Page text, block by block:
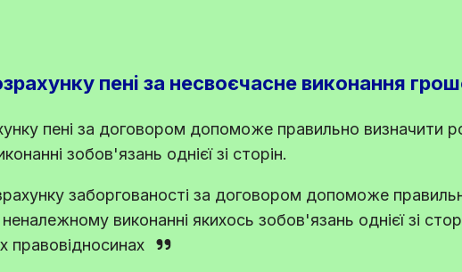
пені за несвоєчасне виконання
пені за договором допоможе правильно визначити
зобов'язань однієї зі сторін.
заборгованості за договором допоможе
виконанні якихось зобов'язань однієї зі
правовідносинах